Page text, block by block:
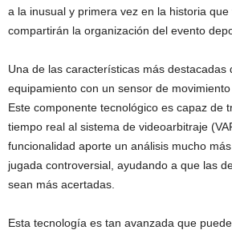
a la inusual y primera vez en la historia
compartirán la organización del evento
Una de las características más destacadas
equipamiento con un sensor de
Este componente tecnológico es capaz de
tiempo real al sistema de videoarbitraje
funcionalidad aporte un análisis mucho
jugada controversial, ayudando a que las
sean más acertadas.
Esta tecnología es tan avanzada que